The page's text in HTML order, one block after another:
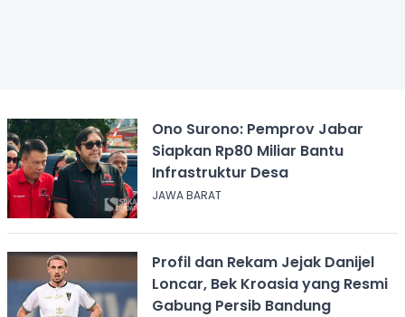
Ono Surono: Pemprov Jabar
Siapkan Rp80 Miliar Bantu
Infrastruktur Desa
JAWA BARAT
Profil dan Rekam Jejak Danijel
Loncar, Bek Kroasia yang Resmi
Gabung Persib Bandung